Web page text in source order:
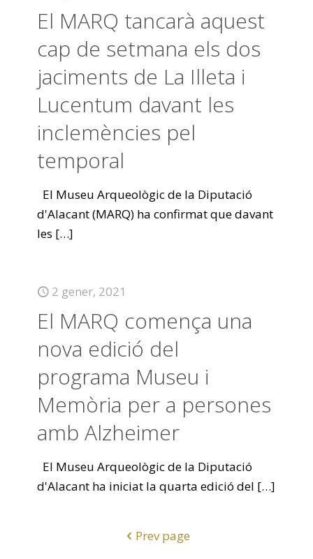
El MARQ tancarà aquest
cap de setmana els dos
jaciments de La Illeta i
Lucentum davant les
inclemències pel
temporal
El Museu Arqueològic de la Diputació
d'Alacant (MARQ) ha confirmat que davant
les […]
2 gener, 2021
El MARQ comença una
nova edició del
programa Museu i
Memòria per a persones
amb Alzheimer
El Museu Arqueològic de la Diputació
d'Alacant ha iniciat la quarta edició del […]
Prev page